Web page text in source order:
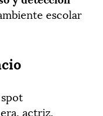
escolar
actriz,